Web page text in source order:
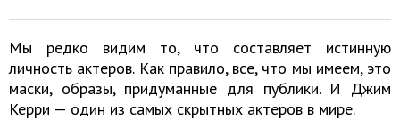
Мы редко видим то, что составляет истинную
личность актеров. Как правило, все, что мы имеем, это
маски, образы, придуманные для публики. И Джим
Керри — один из самых скрытных актеров в мире.